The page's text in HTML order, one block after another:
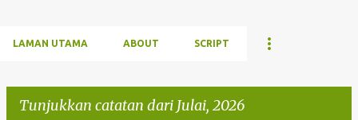
LAMAN UTAMA ABOUT SCRIPT
Tunjukkan catatan dari Julai, 2026